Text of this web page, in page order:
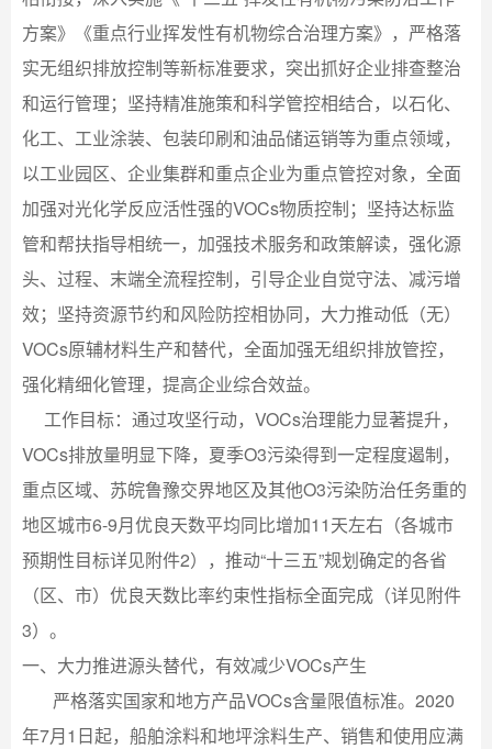
方案》《重点行业挥发性有机物综合治理方案》，严格落
实无组织排放控制等新标准要求，突出抓好企业排查整治
和运行管理；坚持精准施策和科学管控相结合，以石化、
化工、工业涂装、包装印刷和油品储运销等为重点领域，
以工业园区、企业集群和重点企业为重点管控对象，全面
加强对光化学反应活性强的VOCs物质控制；坚持达标监
管和帮扶指导相统一，加强技术服务和政策解读，强化源
头、过程、末端全流程控制，引导企业自觉守法、减污增
效；坚持资源节约和风险防控相协同，大力推动低（无）
VOCs原辅材料生产和替代，全面加强无组织排放管控，
强化精细化管理，提高企业综合效益。
工作目标：通过攻坚行动，VOCs治理能力显著提升，
VOCs排放量明显下降，夏季O3污染得到一定程度遏制，
重点区域、苏皖鲁豫交界地区及其他O3污染防治任务重的
地区城市6-9月优良天数平均同比增加11天左右（各城市
预期性目标详见附件2），推动“十三五”规划确定的各省
（区、市）优良天数比率约束性指标全面完成（详见附件
3）。
一、大力推进源头替代，有效减少VOCs产生
严格落实国家和地方产品VOCs含量限值标准。2020
年7月1日起，船舶涂料和地坪涂料生产、销售和使用应满